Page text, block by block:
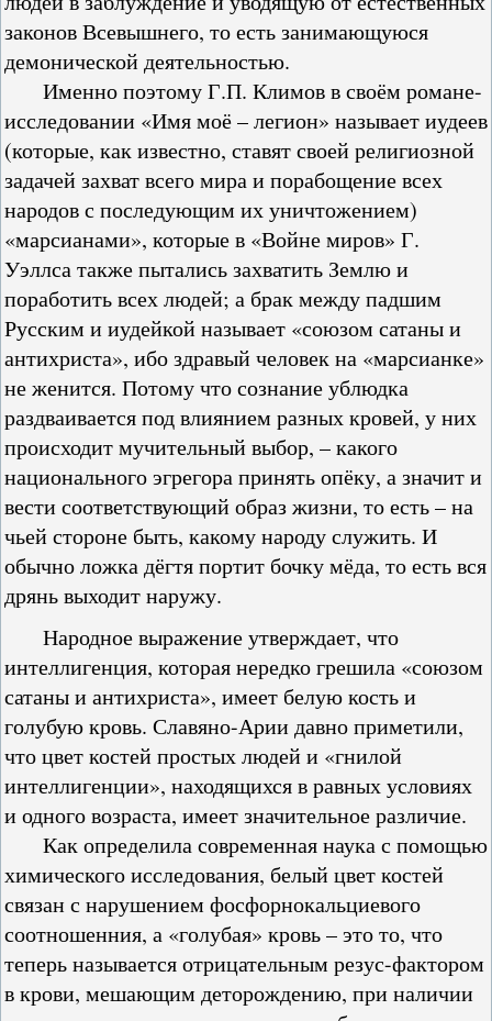
законов Всевышнего, то есть занимающуюся
демонической деятельностью.
Именно поэтому Г.П. Климов в своём романе-
исследовании «Имя моё – легион» называет иудеев
(которые, как известно, ставят своей религиозной
задачей захват всего мира и порабощение всех
народов с последующим их уничтожением)
«марсианами», которые в «Войне миров» Г.
Уэллса также пытались захватить Землю и
поработить всех людей; а брак между падшим
Русским и иудейкой называет «союзом сатаны и
антихриста», ибо здравый человек на «марсианке»
не женится. Потому что сознание ублюдка
раздваивается под влиянием разных кровей, у них
происходит мучительный выбор, – какого
национального эгрегора принять опёку, а значит и
вести соответствующий образ жизни, то есть – на
чьей стороне быть, какому народу служить. И
обычно ложка дёгтя портит бочку мёда, то есть вся
дрянь выходит наружу.
Народное выражение утверждает, что
интеллигенция, которая нередко грешила «союзом
сатаны и антихриста», имеет белую кость и
голубую кровь. Славяно-Арии давно приметили,
что цвет костей простых людей и «гнилой
интеллигенции», находящихся в равных условиях
и одного возраста, имеет значительное различие.
Как определила современная наука с помощью
химического исследования, белый цвет костей
связан с нарушением фосфорнокальциевого
соотношенния, а «голубая» кровь – это то, что
теперь называется отрицательным резус-фактором
в крови, мешающим деторождению, при наличии